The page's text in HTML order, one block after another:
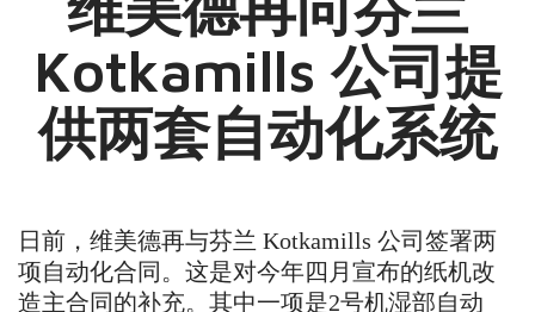
Kotkamills 公司提
供两套自动化系统
日前，维美德再与芬兰 Kotkamills 公司签署两
项自动化合同。这是对今年四月宣布的纸机改
造主合同的补充。其中一项是2号机湿部自动